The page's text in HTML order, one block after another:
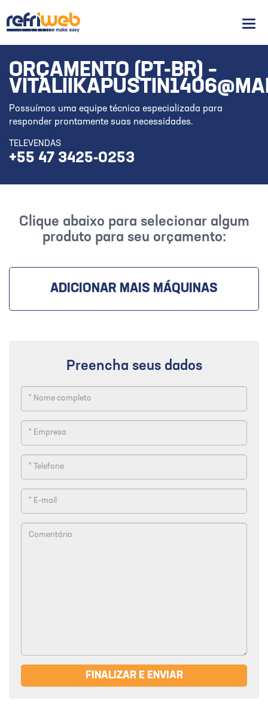
ORÇAMENTO (PT-BR) –
Possuímos uma equipe técnica especializada para
responder prontamente suas necessidades.
TELEVENDAS
+55 47 3425-0253
Clique abaixo para selecionar algum
produto para seu orçamento:
ADICIONAR MAIS MÁQUINAS
Preencha seus dados
FINALIZAR E ENVIAR